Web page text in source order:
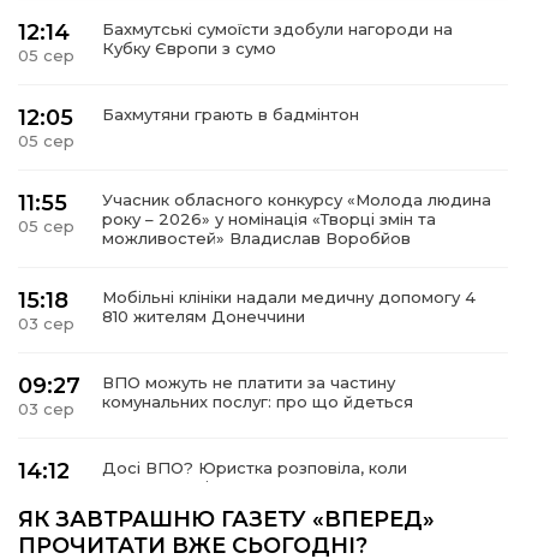
12:14
05 сер
Бахмутські сумоїсти здобули нагороди на
Кубку Європи з сумо
12:05
05 сер
Бахмутяни грають в бадмінтон
11:55
05 сер
Учасник обласного конкурсу «Молода людина
року – 2026» у номінація «Творці змін та
можливостей» Владислав Воробйов
15:18
03 сер
Мобільні клініки надали медичну допомогу 4
810 жителям Донеччини
09:27
03 сер
ВПО можуть не платити за частину
комунальних послуг: про що йдеться
14:12
Досі ВПО? Юристка розповіла, коли
переселенці втрачають виплати та статус
ЯК ЗАВТРАШНЮ ГАЗЕТУ «ВПЕРЕД»
ПРОЧИТАТИ ВЖЕ СЬОГОДНІ?